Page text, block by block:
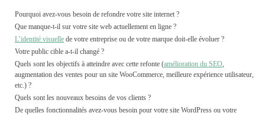
Pourquoi avez-vous besoin de refondre votre site internet ?
Que manque-t-il sur votre site web actuellement en ligne ?
L’identité visuelle de votre entreprise ou de votre marque doit-elle évoluer ?
Votre public cible a-t-il changé ?
Quels sont les objectifs à atteindre avec cette refonte (amélioration du SEO,
augmentation des ventes pour un site WooCommerce, meilleure expérience utilisateur,
etc.) ?
Quels sont les nouveaux besoins de vos clients ?
De quelles fonctionnalités avez-vous besoin pour votre site WordPress ou votre